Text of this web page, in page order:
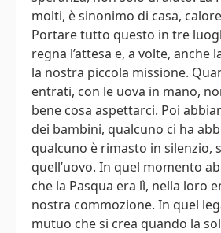
molti, è sinonimo di casa,
Portare tutto questo in tre
regna l’attesa e, a volte, anche
la nostra piccola missione.
entrati, con le uova in mano,
bene cosa aspettarci. Poi
dei bambini, qualcuno ci ha
qualcuno è rimasto in silenzio,
quell’uovo. In quel momento
che la Pasqua era lì, nella loro
nostra commozione. In quel
mutuo che si crea quando la